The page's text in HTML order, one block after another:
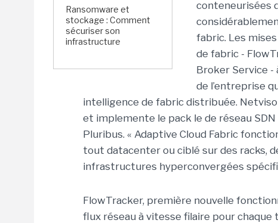
Ransomware et
stockage : Comment
sécuriser son
infrastructure
conteneurisées
fabric. Les
de fabric -
Broker Service -
de l’entreprise
intelligence de fabric distribuée.
et implemente le pack le de réseau
Pluribus. « Adaptive Cloud Fabric
tout datacenter ou ciblé sur des racks,
infrastructures hyperconvergées
FlowTracker, première nouvelle
flux réseau à vitesse filaire pour